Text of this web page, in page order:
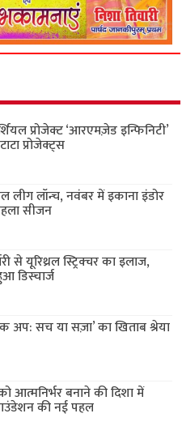
प्रोजेक्ट ‘आरएमज़ेड इन्फिनिटी’
प्रोजेक्ट्स
लीग लॉन्च, नवंबर में इकाना इंडोर
सीजन
से यूरिथ्रल स्ट्रिक्चर का इलाज,
डिस्चार्ज
अप: सच या सज़ा’ का खिताब श्रेया
आत्मनिर्भर बनाने की दिशा में
की नई पहल